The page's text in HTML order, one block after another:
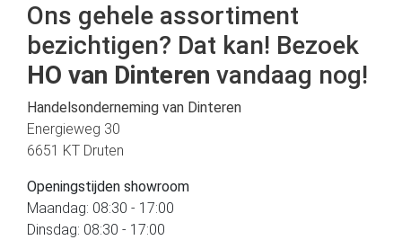
Ons gehele assortiment
bezichtigen? Dat kan! Bezoek
HO van Dinteren vandaag nog!
Handelsonderneming van Dinteren
Energieweg 30
6651 KT Druten
Openingstijden showroom
Maandag: 08:30 - 17:00
Dinsdag: 08:30 - 17:00